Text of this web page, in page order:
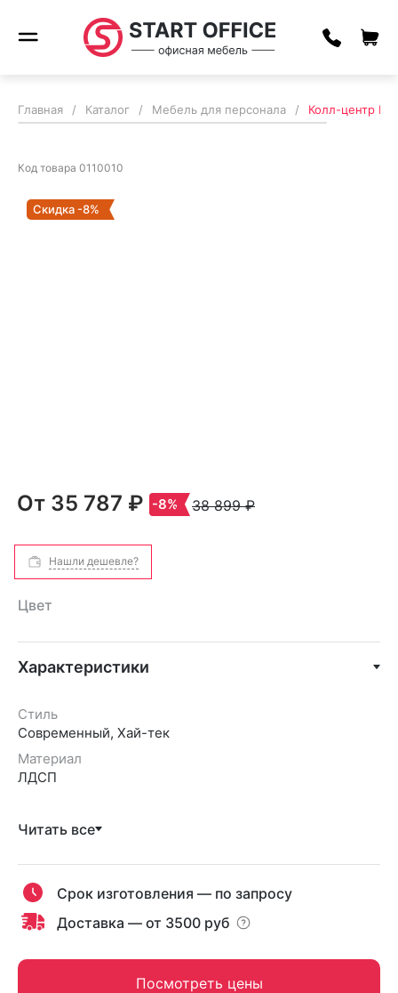
Главная / Каталог / Мебель для персонала / Колл-центр
Код товара 0110010
Скидка -8%
От 35 787 ₽ -8% 38 899 ₽
Нашли дешевле?
Цвет
Характеристики
Стиль
Современный, Хай-тек
Материал
ЛДСП
Читать все
Срок изготовления — по запросу
Доставка — от 3500 руб
Посмотреть цены